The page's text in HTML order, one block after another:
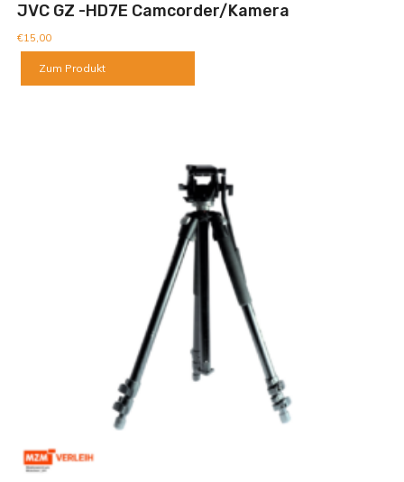
JVC GZ -HD7E Camcorder/Kamera
€15,00
Zum Produkt